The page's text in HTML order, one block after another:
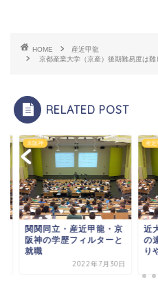
HOME
産近甲龍
京都産業大学（京産）後期難易度は難
RELATED POST
同立・産近甲龍・京
の学歴フィルターと
2022年7月30日
産近甲龍
近大入試A日
の違いは？
りやすい？